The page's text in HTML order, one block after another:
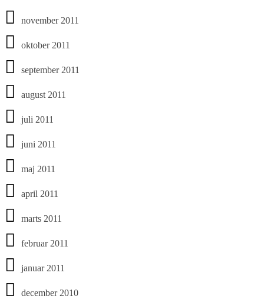
november 2011
oktober 2011
september 2011
august 2011
juli 2011
juni 2011
maj 2011
april 2011
marts 2011
februar 2011
januar 2011
december 2010